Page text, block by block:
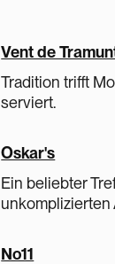
Vent de
Tradition trifft
serviert.
Oskar's
Ein beliebter
unkomplizierten
No11